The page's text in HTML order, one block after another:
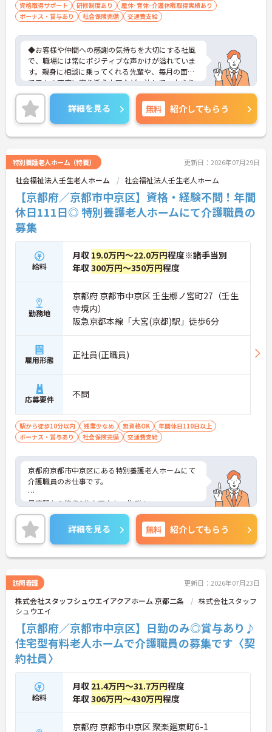
資格取得サポート
研修制度あり
産休･育休･介護休暇取得実績あり
ボーナス・賞与あり
社会保険完備 交通費支給
◆お客様や仲間への感謝の気持ちを大切にする社風
で、職場には常にポジティブな声かけが溢れていま
す。親身に相談に乗ってくれる先輩や、毎月の面談
で日々の不安に寄り添う上司など、決して一人きり
にさせないフォロー体制が万全。心理的安全性が高
く、中途入社でも自然と馴染める職場です。
◆無資格からでもプロフェッショナルを目指せる
「資格取得支援制度」を完備しています。初任者研
修から国家資格である介護福祉士まで、現場での実
けて資格取得に挑戦できます。
◆法人独自の介護技術認定制度「ケアマイスター」
により、身につけたスキルを5段階でしっかり評価
し手当で還元。さらに「目標管理シート」を用いた
月1回の上司との面談があり、一人ひとりの不安や
目標に寄り添う手厚いフォロー体制が整っていま
す。
詳細を見る 無料 紹介してもらう
特別養護老人ホーム（特養） 更新日：2026年07月29日
社会福祉法人壬生老人ホーム 社会福祉法人壬生老人ホーム
【京都府／京都市中京区】資格・経験不問！年間
休日111日◎ 特別養護老人ホームにて介護職員の
募集
給料
月収 19.0万円～22.0万円程度※諸手当別
年収300万円～350万円程度
勤務地
京都府 京都市中京区 壬生梛ノ宮町27（壬生
寺境内）
阪急京都本線「大宮(京都)駅」徒歩6分
雇用形態 正社員(正職員)
応募要件 不問
駅から徒歩10分以内 残業少なめ 無資格OK
年間休日110日以上
ボーナス・賞与あり
社会保険完備 交通費支給
京都府京都市中京区にある特別養護老人ホームにて
介護職員のお仕事です。
最寄駅から徒歩6分♪アクセス抜群！
年間休日111日とお休みが多く、残業も少なめのた
め働きやすい環境です！
ご興味ある方には、面接対策ポイントなど、さらに
い。
詳細を見る 無料 紹介してもらう
訪問看護 更新日：2026年07月23日
株式会社スタッフシュウエイアクアホーム 京都二条
株式会社スタッフ
シュウエイ
【京都府／京都市中京区】日勤のみ◎賞与あり♪
住宅型有料老人ホームで介護職員の募集です〈契
約社員〉
給料
月収 21.4万円～31.7万円程度
年収306万円～430万円程度
京都府 京都市中京区 聚楽廻東町6-1